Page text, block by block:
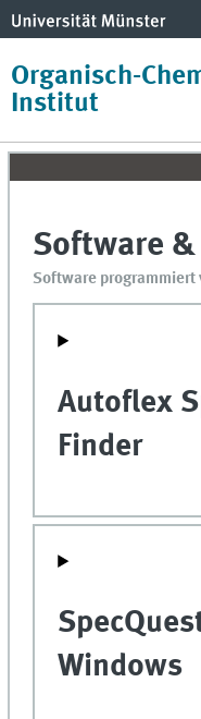
Organisch-
Institut
Software
Software programmiert
Autoflex
Finder
Windows